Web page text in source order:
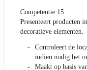
Competentie 15:
Presenteert producten
decoratieve elementen.
Controleert de
indien nodig het
Maakt op basis